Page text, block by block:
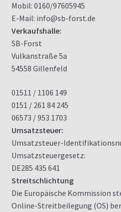
Impressum
Kasse
Kontakt
Kunden Fotos
Mein Konto
Rückewagen
Shop
Über uns
Mobil: 0160/97605945
E-Mail: info@sb-forst.de
Verkaufshalle:
SB-Forst
Vulkanstraße 5a
54558 Gillenfeld
01511 / 1106 149
0151 / 261 84 245
06573 / 953 1703
Umsatzsteuer:
Umsatzsteuer-
Umsatzsteuergesetz:
DE285 435 641
Streitschlichtung
Die Europäische Kommission
Online-Streitbeilegung (OS)